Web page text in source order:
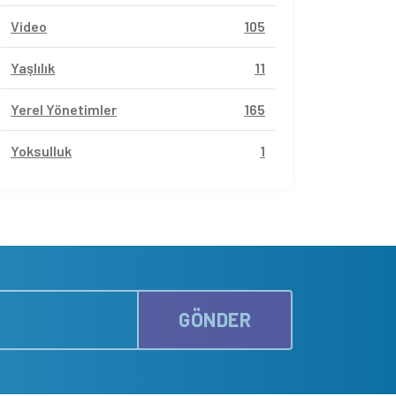
Video 105
Yaşlılık 11
Yerel Yönetimler 165
Yoksulluk 1
GÖNDER